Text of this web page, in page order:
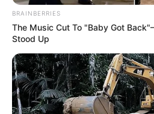
BRAINBERRIES
The Music Cut To "Baby Got
Stood Up